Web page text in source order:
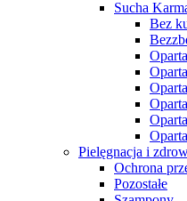
Sucha
Bez
Pielęgnacja i
Ochrona
Pozostałe